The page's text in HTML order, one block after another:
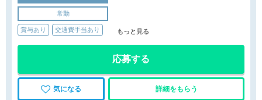
常勤
賞与あり 交通費手当あり もっと見る
応募する
気になる 詳細をもらう